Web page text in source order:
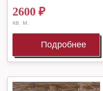
2600 ₽
кв. м.
Подробнее